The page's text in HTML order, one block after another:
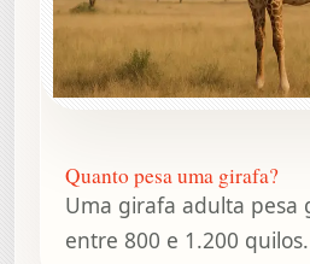
Quanto pesa uma girafa?
Uma girafa adulta pesa
entre 800 e 1.200 quilos.